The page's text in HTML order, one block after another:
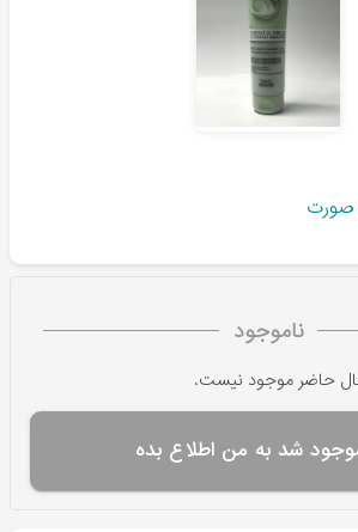
صورت
ناموجود
حال حاضر موجود نیست.
شد به من اطلاع بده